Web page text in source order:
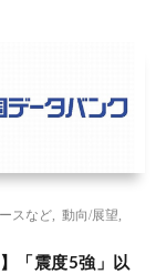
スなど
動向/展望
】「震度5強」以